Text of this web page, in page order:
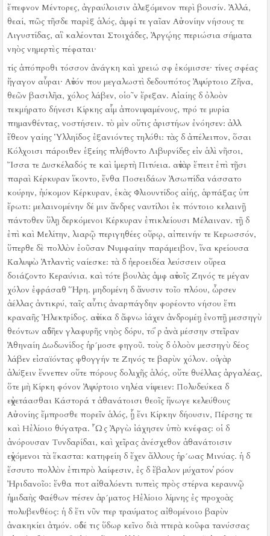
ἔπεφνον Μέντορες, ἀγραύλοισιν ἀλεξόμενον περὶ βουσίν. Ἀλλά,
θεαί, πῶς τῆσδε παρὲξ ἁλός, ἀμφί τε γαῖαν Αὐσονίην νήσους τε
Λιγυστίδας, αἳ καλέονται Στοιχάδες, Ἀργῴης περιώσια σήματα
νηὸς νημερτὲς πέφαται·
τίς ἀπόπροθι τόσσον ἀνάγκη καὶ χρειώ σφ ἐκόμισσε· τίνες σφέας
ἤγαγον αὖραι· Αὐτόν που μεγαλωστὶ δεδουπότος Ἀψύρτοιο Ζῆνα,
θεῶν βασιλῆα, χόλος λάβεν, οἱο῀ν ἔρεξαν. Αἰαίης δ ὀλοὸν
τεκμήρατο δήνεσι Κίρκης αἷμ ἀπονιψαμένους, πρό τε μυρία
πημανθέντας, νοστήσειν. τὸ μὲν οὔτις ἀριστήων ἐνόησεν: ἀλλ
ἔθεον γαίης Ὑλληίδος ἐξανιόντες τηλόθι: τὰς δ ἀπέλειπον, ὅσαι
Κόλχοισι πάροιθεν ἑξείης πλήθοντο Λιβυρνίδες εἰν ἁλὶ νῆσοι,
Ἴσσα τε Δυσκέλαδός τε καὶ ἱμερτὴ Πιτύεια. αὐτὰρ ἔπειτ ἐπὶ τῇσι
παραὶ Κέρκυραν ἵκοντο, ἔνθα Ποσειδάων Ἀσωπίδα νάσσατο
κούρην, ἠύκομον Κέρκυραν, ἑκὰς Φλιουντίδος αἰής, ἁρπάξας ὑπ
ἔρωτι: μελαινομένην δέ μιν ἄνδρες ναυτίλοι ἐκ πόντοιο κελαινῇ
πάντοθεν ὕλῃ δερκόμενοι Κέρκυραν ἐπικλείουσι Μέλαιναν. τῇ δ
ἐπὶ καὶ Μελίτην, λιαρῷ περιγηθέες οὔρῳ, αἰπεινήν τε Κερωσσόν,
ὕπερθε δὲ πολλὸν ἐοῦσαν Νυμφαίην παράμειβον, ἵνα κρείουσα
Καλυψὼ Ἀτλαντὶς ναίεσκε: τὰ δ ἠεροειδέα λεύσσειν οὔρεα
δοιάζοντο Κεραύνια. καὶ τότε βουλὰς ἀμφ αὐτοῖς Ζηνός τε μέγαν
χόλον ἐφράσαθ Ἥρη. μηδομένη δ ἄνυσιν τοῖο πλόου, ὦρσεν
ἀέλλας ἀντικρύ, ταῖς αὖτις ἀναρπάγδην φορέοντο νήσου ἔπι
κραναῆς Ἠλεκτρίδος. αὐτίκα δ ἄφνω ἰάχεν ἀνδρομέῃ ἐνοπῇ μεσσηγὺ
θεόντων αὐδῆεν γλαφυρῆς νηὸς δόρυ, τό ῥ ἀνὰ μέσσην στεῖραν
Ἀθηναίη Δωδωνίδος ἡρ´μοσε φηγοῦ. τοὺς δ ὀλοὸν μεσσηγὺ δέος
λάβεν εἰσαϊόντας φθογγήν τε Ζηνός τε βαρὺν χόλον. οὐ γὰρ
ἀλύξειν ἔννεπεν οὔτε πόρους δολιχῆς ἁλός, οὔτε θυέλλας ἀργαλέας,
ὅτε μὴ Κίρκη φόνον Ἀψύρτοιο νηλέα νίψειεν: Πολυδεύκεα δ
εὐχετάασθαι Κάστορά τ ἀθανάτοισι θεοῖς ἤνωγε κελεύθους
Αὐσονίης ἔμπροσθε πορεῖν ἁλός, ᾗ ἔνι Κίρκην δήουσιν, Πέρσης τε
καὶ Ηἐλίοιο θύγατρα. Ὧς Ἀργὼ ἰάχησεν ὑπὸ κνέφας: οἱ δ
ἀνόρουσαν Τυνδαρίδαι, καὶ χεῖρας ἀνέσχεθον ἀθανάτοισιν
εὐχόμενοι τὰ ἕκαστα: κατηφείη δ ἔχεν ἄλλους ἡρ´ωας Μινύας. ἡ δ
ἔσσυτο πολλὸν ἐπιπρὸ λαίφεσιν, ἐς δ ἔβαλον μύχατον ῥόον
Ἠριδανοῖο: ἔνθα ποτ αἰθαλόεντι τυπεὶς πρὸς στέρνα κεραυνῷ
ἡμιδαὴς Φαέθων πέσεν ἁρ´ματος Ηἐλίοιο λίμνης ἐς προχοὰς
πολυβενθέος: ἡ δ ἔτι νῦν περ τραύματος αἰθομένοιο βαρὺν
ἀνακηκίει ἀτμόν. οὐδέ τις ὕδωρ κεῖνο διὰ πτερὰ κοῦφα τανύσσας